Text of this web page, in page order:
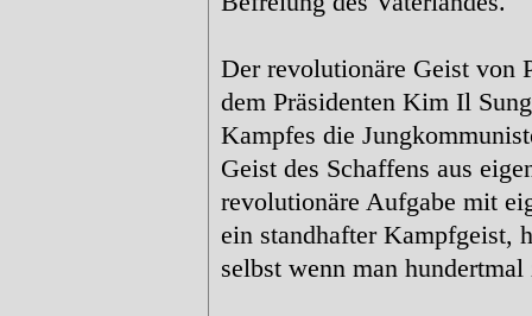
Der revolutionäre Geist von
dem Präsidenten Kim Il
Kampfes die
Geist des Schaffens aus
revolutionäre Aufgabe mit
ein standhafter Kampfgeist,
selbst wenn man